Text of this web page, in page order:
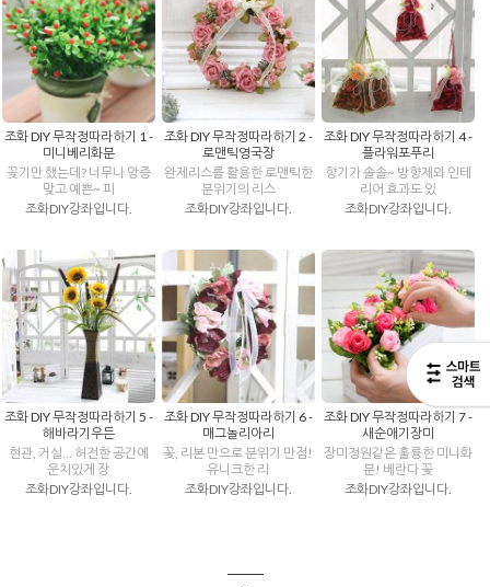
조화 DIY 무작정따라하기 1 -
미니베리화분
꽂기만 했는데? 너무나 앙증
맞고 예쁜~ 피
조화DIY강좌입니다.
조화 DIY 무작정따라하기 2 -
로맨틱영국장
완제리스를 활용한 로맨틱한
분위기의 리스
조화DIY강좌입니다.
조화 DIY 무작정따라하기 4 -
플라워포푸리
향기가 솔솔~ 방향제와 인테
리어 효과도 있
조화DIY강좌입니다.
조화 DIY 무작정따라하기 5 -
해바라기우든
현관, 거실... 허전한 공간에
운치있게 장
조화DIY강좌입니다.
조화 DIY 무작정따라하기 6 -
매그놀리아리
꽃, 리본 만으로 분위기 만점!
유니크한 리
조화DIY강좌입니다.
조화 DIY 무작정따라하기 7 -
새순애기장미
장미정원같은 훌륭한 미니화
분! 베란다 꽃
조화DIY강좌입니다.